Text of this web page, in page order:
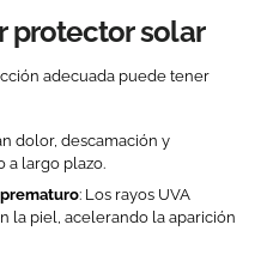
protector solar
adecuada puede tener
dolor, descamación y
a largo plazo.
: Los rayos UVA
la piel, acelerando la aparición